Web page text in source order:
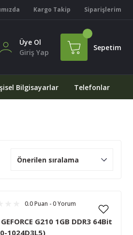
Kargo Takip Siparişlerim
Üye Ol
Giriş Yap
Sepetim
Bilgisayarlar Telefonlar
0.0 Puan - 0 Yorum
G210 1GB DDR3 64Bit
1024D3L5)